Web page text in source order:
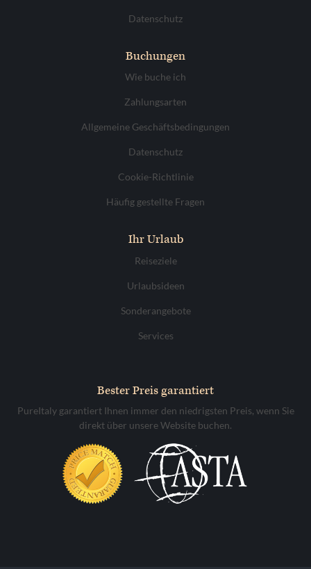
Datenschutz
Buchungen
Wie buche ich
Zahlungsarten
Allgemeine Geschäftsbedingungen
Datenschutz
Cookie-Richtlinie
Häufig gestellte Fragen
Ihr Urlaub
Reiseziele
Urlaubsideen
Sonderangebote
Services
Bester Preis garantiert
PureItaly garantiert Ihnen immer den niedrigsten Preis, wenn Sie
direkt über unsere Website buchen.